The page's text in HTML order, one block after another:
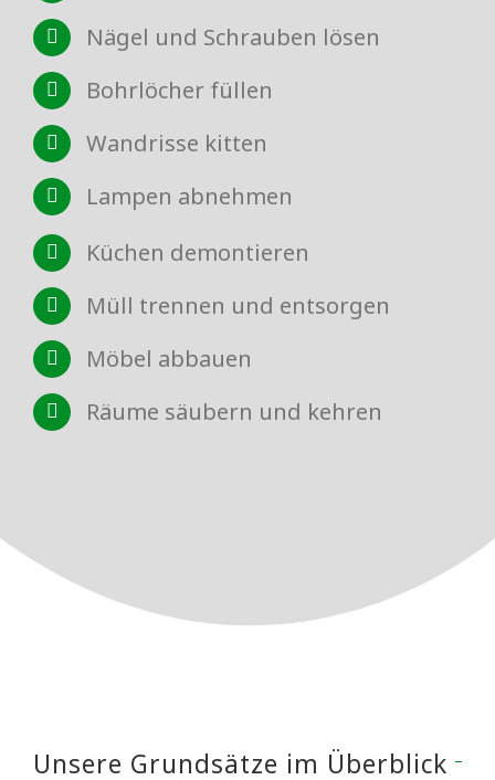
Nägel und Schrauben lösen
Bohrlöcher füllen
Wandrisse kitten
Lampen abnehmen
Küchen demontieren
Müll trennen und entsorgen
Möbel abbauen
Räume säubern und kehren
Unsere Grundsätze im Überblick